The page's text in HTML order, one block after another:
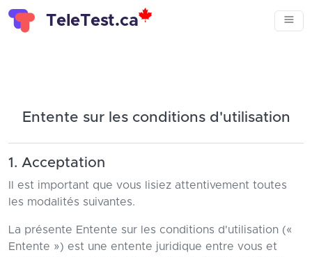
TeleTest.ca
Entente sur les conditions d'utilisation
1. Acceptation
Il est important que vous lisiez attentivement toutes
les modalités suivantes.
La présente Entente sur les conditions d'utilisation («
Entente ») est une entente juridique entre vous et